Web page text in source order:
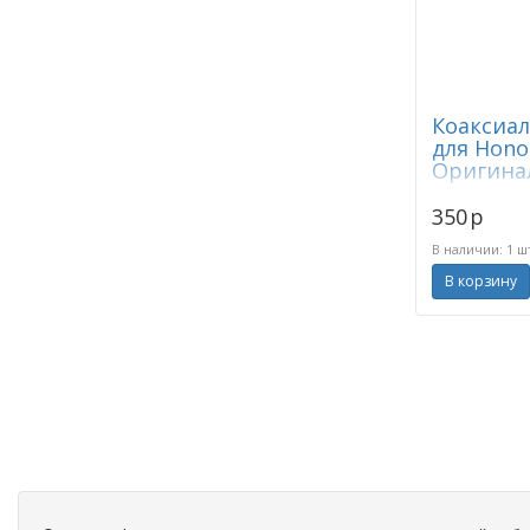
для
350p
В наличии: 1
В корзину